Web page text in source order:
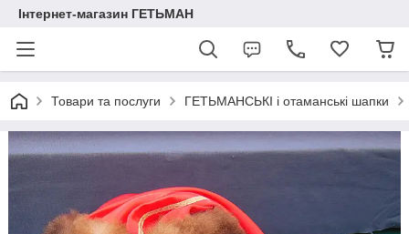
Інтернет-магазин ГЕТЬМАН
Товари та послуги ГЕТЬМАНСЬКІ і отаманські шапки